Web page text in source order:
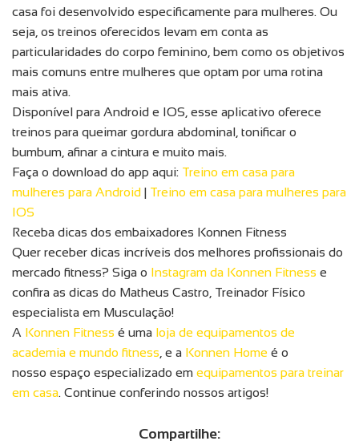
casa foi desenvolvido especificamente para mulheres. Ou
seja, os treinos oferecidos levam em conta as
particularidades do corpo feminino, bem como os objetivos
mais comuns entre mulheres que optam por uma rotina
mais ativa.
Disponível para Android e IOS, esse aplicativo oferece
treinos para queimar gordura abdominal, tonificar o
bumbum, afinar a cintura e muito mais.
Faça o download do app aqui: Treino em casa para
mulheres para Android | Treino em casa para mulheres para
IOS
Receba dicas dos embaixadores Konnen Fitness
Quer receber dicas incríveis dos melhores profissionais do
mercado fitness? Siga o Instagram da Konnen Fitness e
confira as dicas do Matheus Castro, Treinador Físico
especialista em Musculação!
A Konnen Fitness é uma loja de equipamentos de
academia e mundo fitness , e a Konnen Home é o
nosso espaço especializado em equipamentos para treinar
em casa. Continue conferindo nossos artigos!
Compartilhe: